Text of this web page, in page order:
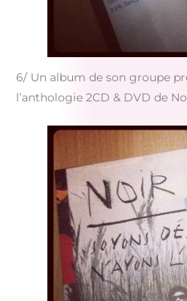
6/ Un album de son groupe
l’anthologie 2CD & DVD de